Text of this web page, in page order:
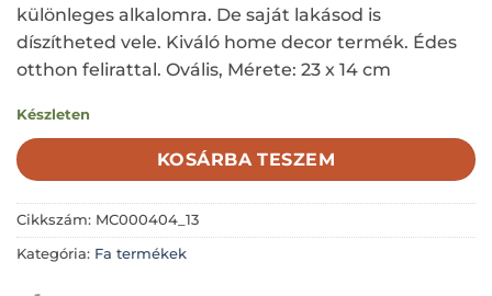
különleges alkalomra. De saját lakásod is
díszítheted vele. Kiváló home decor termék. Édes
otthon felirattal. Ovális, Mérete: 23 x 14 cm
Készleten
KOSÁRBA TESZEM
Cikkszám: MC000404_13
Kategória: Fa termékek